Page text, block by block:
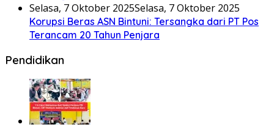
Selasa, 7 Oktober 2025Selasa, 7 Oktober 2025
Korupsi Beras ASN Bintuni: Tersangka dari PT Pos
Terancam 20 Tahun Penjara
Pendidikan